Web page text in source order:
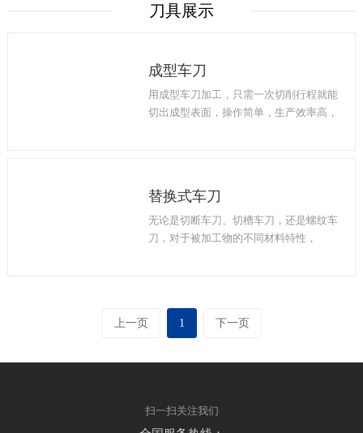
SNSTC将根据客户的需求为所有金属材料的车削加工设计
粗加工与精加工的优异效果。
刀具展示
成型车刀
用成型车刀加工，只需一次切削行程就能
切出成型表面，操作简单，生产效率高，
意参数组合的圆弧、倒角、锥度、直线及
仿形刀刃。
与普通车刀相比，成型车刀具有以下优
替换式车刀
无论是切断车刀、切槽车刀，还是螺纹车
刀，对于被加工物的不同材料特性，
度下降和产生裂纹等缺陷，提高刀具使用
寿命，且刀柄可多次重复使用，为客户提
上一页 1 下一页
扫一扫关注我们